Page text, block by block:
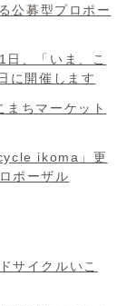
公募型プロポー
日、「いま、こ
に開催します
ちマーケット
ikoma」更
ポーザル
サイクルいこ